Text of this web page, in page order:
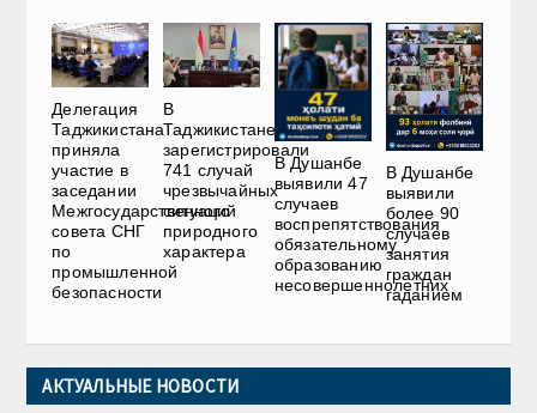
Делегация
Таджикистана
приняла
участие в
заседании
Межгосударственного
совета СНГ
по
промышленной
безопасности
В
Таджикистане
зарегистрировали
741 случай
чрезвычайных
ситуаций
природного
характера
В Душанбе
выявили 47
случаев
воспрепятствования
обязательному
образованию
несовершеннолетних
В Душанбе
выявили
более 90
случаев
занятия
граждан
гаданием
АКТУАЛЬНЫЕ НОВОСТИ